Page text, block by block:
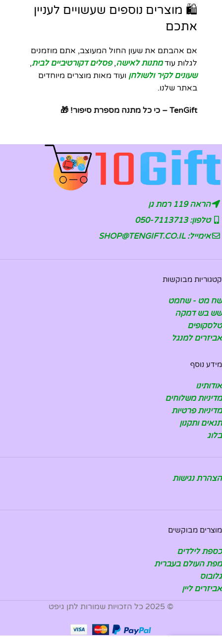
🛍️ מוצרים נוספים שעשויים לעניין
אתכם
אם אהבתם את שעון החול המעוצב, אתם מוזמנים
לגלות עודמתנות לאישה,פסלים דקורטיביים לבית,
שעונים לקיר ולשולחן ועוד מאות מוצרים מיוחדים
באתר שלנו.
TenGift – כי כל מתנה מספרת סיפור! 🎁
הראה 119 רמת גן
טלפון: 050-7113713
אימייל: SHOP@TENGIFT.CO.IL
קטגוריות מבוקשות
שח מט - שחמט
שש בש דמקה
טלסקופים
אביזרים למנגל
מידע נוסף
אודותינו
מדיניות משלוחים
מדיניות פרטיות
תנאים ותקנון
בלוג
הצהרת נגישות
מוצרים מבוקשים
כספת לילדים
מפת העולם בעברית
גלובוס
אביזרים ליין
© 2025 כל הזכויות שמורות לתן גיפט